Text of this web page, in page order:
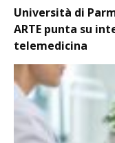
Università di
ARTE punta su
telemedicina